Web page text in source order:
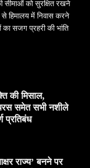
सीमाओं को सुरक्षित रखने
हिमालय में निवास करने
सजग प्रहरी की भांति
की मिसाल,
समेत सभी नशीले
प्रतिबंध
राज्य’ बनने पर